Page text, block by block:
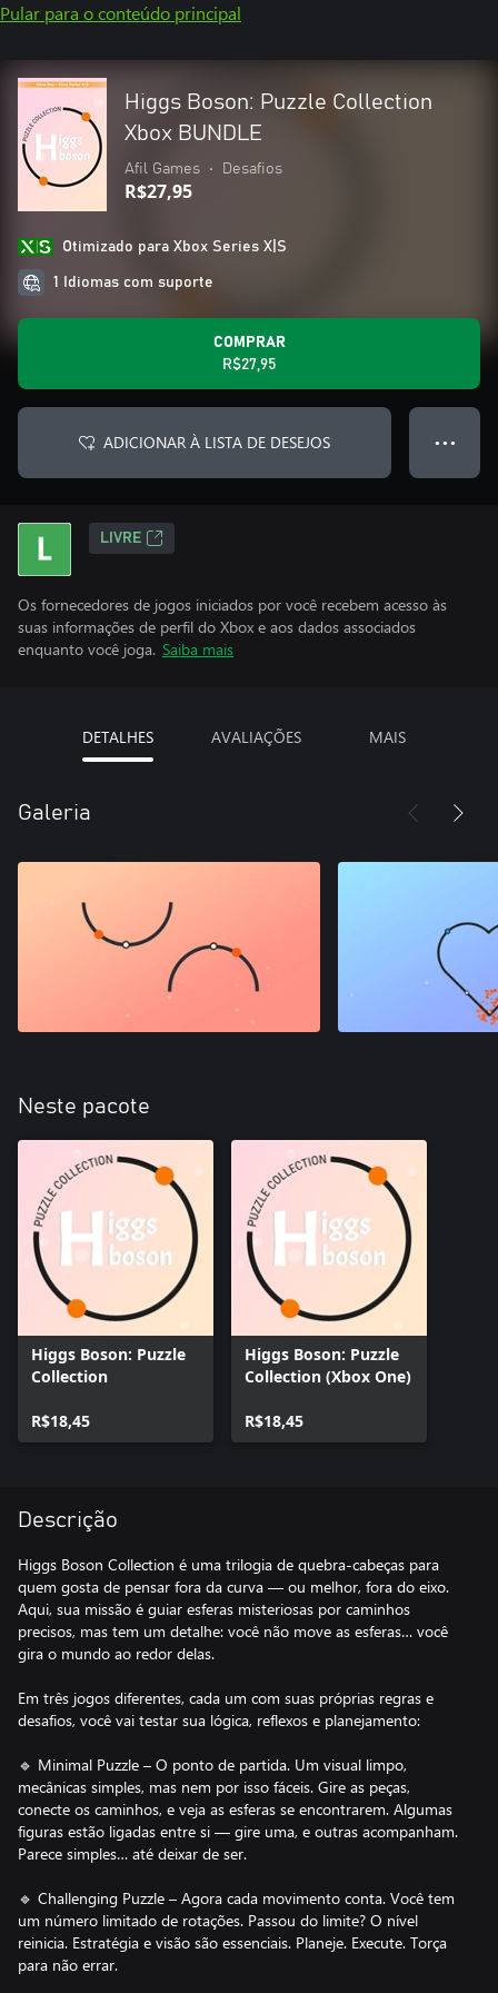
Pular para o conteúdo principal
Higgs Boson: Puzzle Collection
Xbox BUNDLE
Afil Games • Desafios
R$27,95
Otimizado para Xbox Series X|S
1 Idiomas com suporte
COMPRAR
R$27,95
ADICIONAR À LISTA DE DESEJOS ● ● ●
LIVRE
Os fornecedores de jogos iniciados por você recebem acesso às
suas informações de perfil do Xbox e aos dados associados
enquanto você joga. Saiba mais
DETALHES AVALIAÇÕES MAIS
Galeria
Neste pacote
Higgs Boson: Puzzle
Collection
R$18,45
Higgs Boson: Puzzle
Collection (Xbox One)
R$18,45
Descrição
Higgs Boson Collection é uma trilogia de quebra-cabeças para
quem gosta de pensar fora da curva — ou melhor, fora do eixo.
Aqui, sua missão é guiar esferas misteriosas por caminhos
precisos, mas tem um detalhe: você não move as esferas… você
gira o mundo ao redor delas.
Em três jogos diferentes, cada um com suas próprias regras e
desafios, você vai testar sua lógica, reflexos e planejamento:
🔹 Minimal Puzzle – O ponto de partida. Um visual limpo,
mecânicas simples, mas nem por isso fáceis. Gire as peças,
conecte os caminhos, e veja as esferas se encontrarem. Algumas
figuras estão ligadas entre si — gire uma, e outras acompanham.
Parece simples… até deixar de ser.
🔹 Challenging Puzzle – Agora cada movimento conta. Você tem
um número limitado de rotações. Passou do limite? O nível
reinicia. Estratégia e visão são essenciais. Planeje. Execute. Torça
para não errar.